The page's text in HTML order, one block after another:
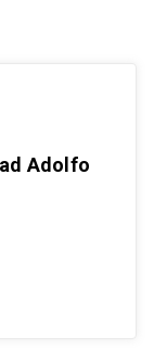
Adolfo